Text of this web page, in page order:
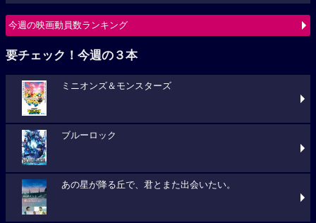
今週の映画動員数ランキング
要チェック！今週の３本
ミニオンズ＆モンスターズ
ブルーロック
あの星が降る丘で、君とまた出会いたい。